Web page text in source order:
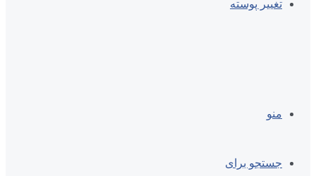
تغییر پوسته
منو
جستجو برای